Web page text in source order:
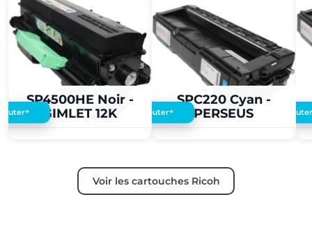
SP4500HE Noir -
GIMLET 12K
2,00 €
+
SPC220 Cyan -
PERSEUS
2,00 €
Ajouter+
Voir les cartouches Ricoh